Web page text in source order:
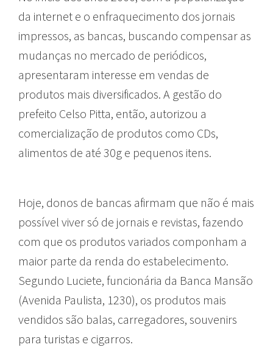
da internet e o enfraquecimento dos jornais
impressos, as bancas, buscando compensar as
mudanças no mercado de periódicos,
apresentaram interesse em vendas de
produtos mais diversificados. A gestão do
prefeito Celso Pitta, então, autorizou a
comercialização de produtos como CDs,
alimentos de até 30g e pequenos itens.
Hoje, donos de bancas afirmam que não é mais
possível viver só de jornais e revistas, fazendo
com que os produtos variados componham a
maior parte da renda do estabelecimento.
Segundo Luciete, funcionária da Banca Mansão
(Avenida Paulista, 1230), os produtos mais
vendidos são balas, carregadores, souvenirs
para turistas e cigarros.